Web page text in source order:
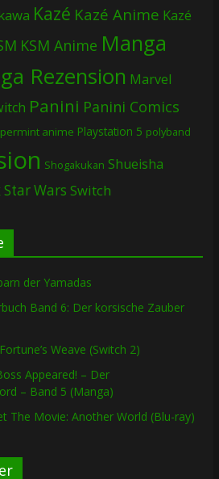
Kazé Kazé Anime Kazé
KSM Anime Manga
Rezension Marvel
Panini Panini Comics
anime Playstation 5 polyband
Shogakukan Shueisha
Star Wars Switch
der Yamadas
Band 6: Der korsische Zauber
Weave (Switch 2)
Appeared! – Der
– Band 5 (Manga)
The Movie: Another World (Blu-ray)